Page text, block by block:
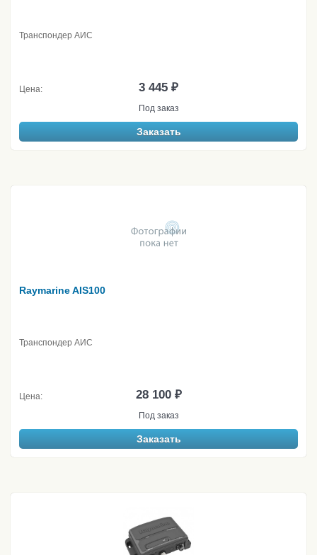
Транспондер АИС
Цена: 3 445 ₽
Под заказ
Заказать
Raymarine AIS100
Транспондер АИС
Цена: 28 100 ₽
Под заказ
Заказать